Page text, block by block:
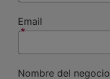
Email
Nombre del negocio